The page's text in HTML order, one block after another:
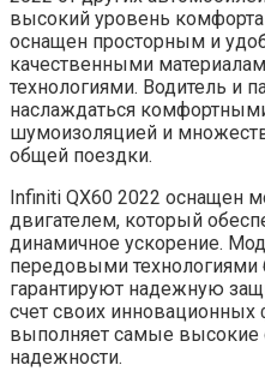
высокий уровень
оснащен просторным и
качественными
технологиями. Водитель и
наслаждаться
шумоизоляцией и
общей поездки.
Infiniti QX60 2022
двигателем, который
динамичное ускорение.
передовыми технологиями
гарантируют надежную
счет своих инновационных
выполняет самые высокие
надежности.